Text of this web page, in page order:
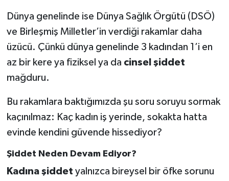
Dünya genelinde ise Dünya Sağlık Örgütü (DSÖ)
ve Birleşmiş Milletler’in verdiği rakamlar daha
üzücü. Çünkü dünya genelinde 3 kadından 1’i en
az bir kere ya fiziksel ya da cinsel şiddet
mağduru.
Bu rakamlara baktığımızda şu soru soruyu sormak
kaçınılmaz: Kaç kadın iş yerinde, sokakta hatta
evinde kendini güvende hissediyor?
Şiddet Neden Devam Ediyor?
Kadına şiddet yalnızca bireysel bir öfke sorunu